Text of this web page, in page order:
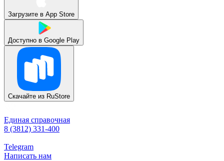
Загрузите в App Store
Доступно в Google Play
Скачайте из RuStore
Единая справочная
8 (3812) 331-400
Telegram
Написать нам